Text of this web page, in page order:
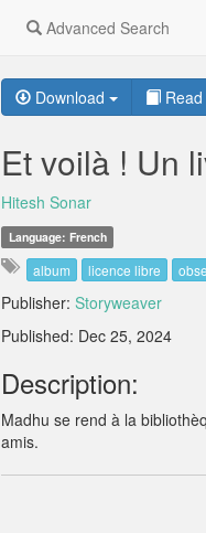
Advanced Search
Download
Et voilà ! Un
Hitesh Sonar
Language: French
album licence libre
Publisher:Storyweaver
Published: Dec 25, 2024
Description:
Madhu se rend à la
amis.